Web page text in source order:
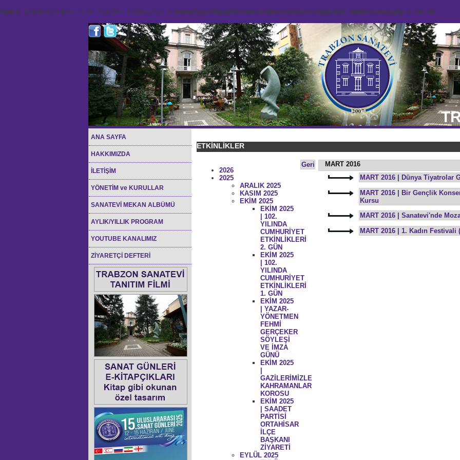
Notice: Undefined index: HTTP_ACCEPT_LANGUAGE in /home/sana45org/domains/trabzonsanatevi.org/public_html/counter.php on line 92
ANA SAYFA
HAKKIMIZDA
İLETİŞİM
YÖNETİM ve KURULLAR
SANATEVİ MEKAN ALBÜMÜ
AYLIK/YILLIK PROGRAM
YOUTUBE KANALIMIZ
ZİYARETÇİ DEFTERİ
ETKİNLİKLER
Geri
MART 2016
MART 2016 | Dünya Tiyatrolar
MART 2016 | Bir Gençlik
Kursu
MART 2016 | Sanatevi'nde
MART 2016 | 1. Kadın Festivali
2026
2025
ARALIK 2025
KASIM 2025
EKİM 2025
EKİM 2025
| 102.
YILINDA
CUMHURİYET
ETKİNLİKLERİ
2. GÜN
EKİM 2025
| 102.
YILINDA
CUMHURİYET
ETKİNLİKLERİ
1. GÜN
EKİM 2025
| YAZAR-
YÖNETMEN
FEHMİ
GERÇEKER
SÖYLEŞİ
VE İMZA
GÜNÜ
EKİM 2025
GAZİLERİMİZLE
KAHRAMANLAR
KOROSU
EKİM 2025
| SAADET
PARTİSİ
ORTAHİSAR
İLÇE
BAŞKANI
ZİYARETİ
EYLÜL 2025